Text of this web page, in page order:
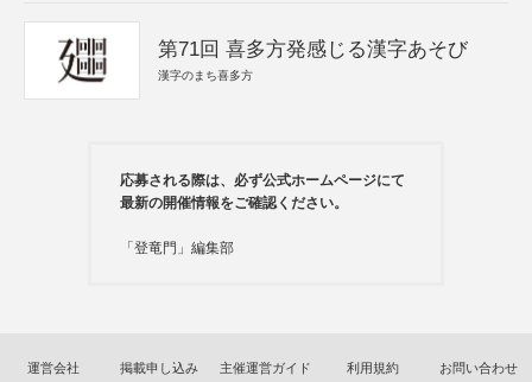
第71回 喜多方発感じる漢字あそび
漢字のまち喜多方
応募される際は、必ず公式ホームページにて
最新の開催情報をご確認ください。
「登竜門」編集部
運営会社 掲載申し込み 主催運営ガイド 利用規約 お問い合わせ